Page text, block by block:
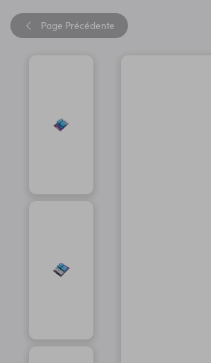
Page Précédente